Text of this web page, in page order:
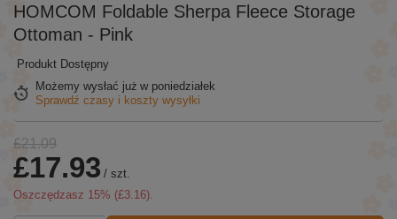
HOMCOM Foldable Sherpa Fleece Storage
Ottoman - Pink
Produkt Dostępny
Możemy wysłać już w poniedziałek
Sprawdź czasy i koszty wysyłki
£21.09
£17.93 / szt.
Oszczędzasz 15% (£3.16).